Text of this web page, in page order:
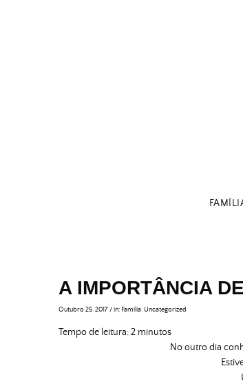
A IMPORTÂNCIA
Outubro 25, 2017/in: Família, Uncategorized
Tempo de leitura:2 minutos
No outro dia